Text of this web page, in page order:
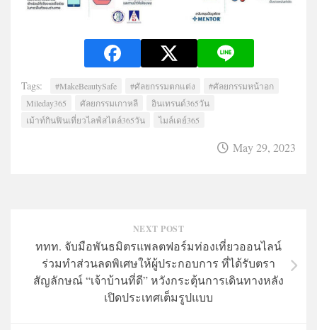
Tags: #MakeBeautySafe #ศัลยกรรมตกแต่ง
#ศัลยกรรมหน้าอก
Mileday365
ศัลยกรรมเกาหลี
อินเทรนด์365วัน
เม้าท์กินฟินเที่ยวไลฟ์สไตล์365วัน
ไมล์เดย์365
May 29, 2023
NEXT POST
ททท. จับมือพันธมิตรแพลตฟอร์มท่องเที่ยวออนไลน์
ร่วมทำส่วนลดพิเศษให้ผู้ประกอบการ ที่ได้รับตรา
สัญลักษณ์ “เจ้าบ้านที่ดี” หวังกระตุ้นการเดินทางหลัง
เปิดประเทศเต็มรูปแบบ